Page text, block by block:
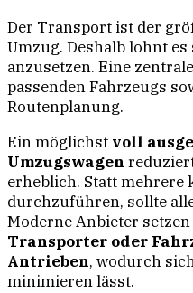
Der Transport ist der
Umzug. Deshalb lohnt
anzusetzen. Eine
passenden Fahrzeugs
Routenplanung.
Ein möglichst voll
Umzugswagen
erheblich. Statt mehrere
durchzuführen, sollte
Moderne Anbieter
Transporter oder
Antrieben, wodurch
minimieren lässt.